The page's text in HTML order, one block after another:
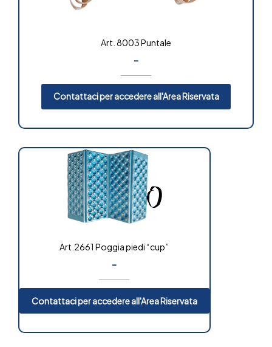
Art. 8003 Puntale
-
Contattaci per accedere all'Area Riservata
Art.2661 Poggia piedi “cup”
-
Contattaci per accedere all'Area Riservata